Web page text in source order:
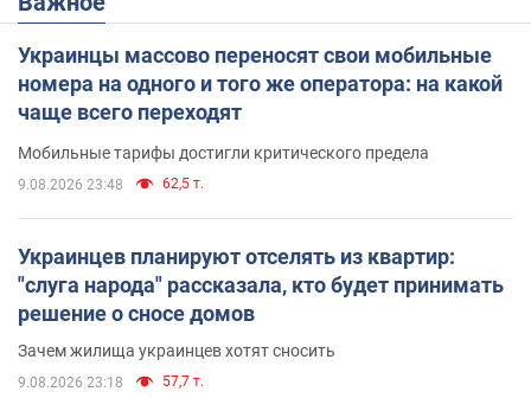
Украинцы массово переносят свои мобильные
номера на одного и того же оператора: на какой
чаще всего переходят
Мобильные тарифы достигли критического предела
9.08.2026 23:48 62,5 т.
Украинцев планируют отселять из квартир:
"слуга народа" рассказала, кто будет принимать
решение о сносе домов
Зачем жилища украинцев хотят сносить
9.08.2026 23:18 57,7 т.